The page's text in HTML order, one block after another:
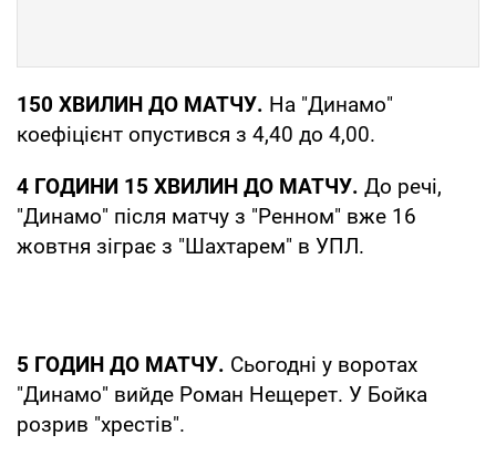
150 ХВИЛИН ДО МАТЧУ. На "Динамо"
коефіцієнт опустився з 4,40 до 4,00.
4 ГОДИНИ 15 ХВИЛИН ДО МАТЧУ. До речі,
"Динамо" після матчу з "Ренном" вже 16
жовтня зіграє з "Шахтарем" в УПЛ.
5 ГОДИН ДО МАТЧУ. Сьогодні у воротах
"Динамо" вийде Роман Нещерет. У Бойка
розрив "хрестів".